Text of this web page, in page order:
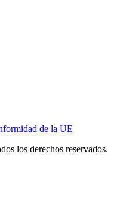
de la UE
los derechos reservados.